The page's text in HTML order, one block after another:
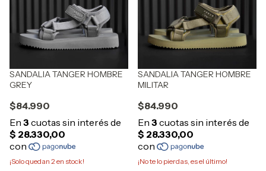
SANDALIA TANGER HOMBRE
GREY
$84.990
¡Solo quedan 2 en stock!
SANDALIA TANGER HOMBRE
MILITAR
$84.990
¡No te lo pierdas, es el último!